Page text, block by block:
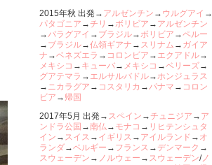
2015年秋 出発→ アルゼンチン → ウルグアイ →
パタゴニア →チリ → ボリビア → アルゼンチン
→ パラグアイ → ブラジル→ ボリビア →ペルー
→ ブラジル→仏領ギアナ → スリナム → ガイア
ナ →ベネズエラ → コロンビア → エクアドル→
メキシコ → キューバ→ メキシコ →ベリーズ→
グアテマラ → エルサルバドル→ ホンジュラス
→ ニカラグア → コスタリカ → パナマ → コロン
ビア → 帰国
2017年5月 出発→ スペイン →チュニジア → ア
ンドラ公国 →南仏 → モナコ → リヒテンシュタ
イン → スイス → イギリス → アイルランド → オ
ランダ→ベルギー → フランス → デンマーク →
スウェーデン → ノルウェー → スウェーデン/ノ